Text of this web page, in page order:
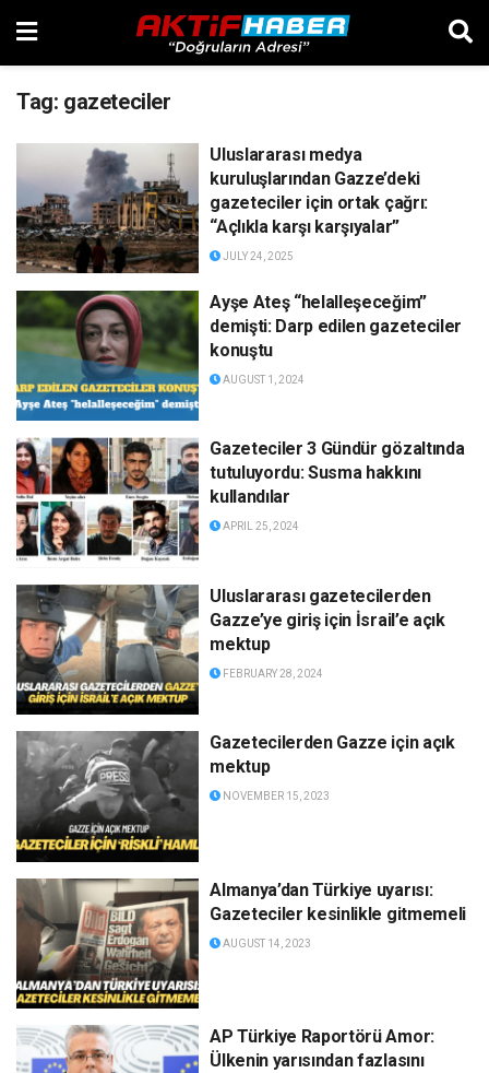
Tag: gazeteciler
Uluslararası medya
kuruluşlarından Gazze’deki
gazeteciler için ortak çağrı:
“Açlıkla karşı karşıyalar”
JULY 24, 2025
Ayşe Ateş “helalleşeceğim”
demişti: Darp edilen gazeteciler
konuştu
AUGUST 1, 2024
Gazeteciler 3 Gündür gözaltında
tutuluyordu: Susma hakkını
kullandılar
APRIL 25, 2024
Uluslararası gazetecilerden
Gazze’ye giriş için İsrail’e açık
mektup
FEBRUARY 28, 2024
Gazetecilerden Gazze için açık
mektup
NOVEMBER 15, 2023
Almanya’dan Türkiye uyarısı:
Gazeteciler kesinlikle gitmemeli
AUGUST 14, 2023
AP Türkiye Raportörü Amor:
Ülkenin yarısından fazlasını